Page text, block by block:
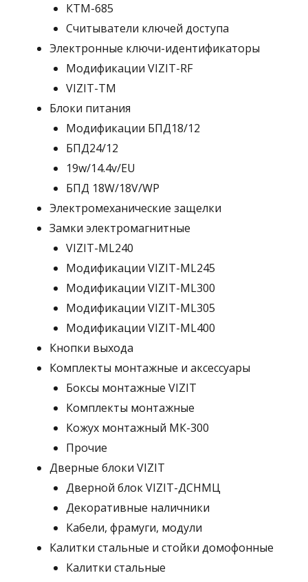
КТМ-685
Считыватели ключей доступа
Электронные ключи-идентификаторы
Модификации VIZIT-RF
VIZIT-TM
Блоки питания
Модификации БПД18/12
БПД24/12
19w/14.4v/EU
БПД 18W/18V/WP
Электромеханические защелки
Замки электромагнитные
VIZIT-ML240
Модификации VIZIT-ML245
Модификации VIZIT-ML300
Модификации VIZIT-ML305
Модификации VIZIT-ML400
Кнопки выхода
Комплекты монтажные и аксессуары
Боксы монтажные VIZIT
Комплекты монтажные
Кожух монтажный МК-300
Прочие
Дверные блоки VIZIT
Дверной блок VIZIT-ДСНМЦ
Декоративные наличники
Кабели, фрамуги, модули
Калитки стальные и стойки домофонные
Калитки стальные